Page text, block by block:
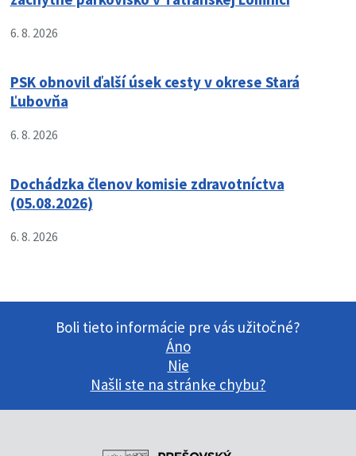
6. 8. 2026
PSK obnovil ďalší úsek cesty v okrese Stará
Ľubovňa
6. 8. 2026
Dochádzka členov komisie zdravotníctva
(05.08.2026)
6. 8. 2026
Boli tieto informácie pre vás užitočné?
Áno
Nie
Našli ste na stránke chybu?